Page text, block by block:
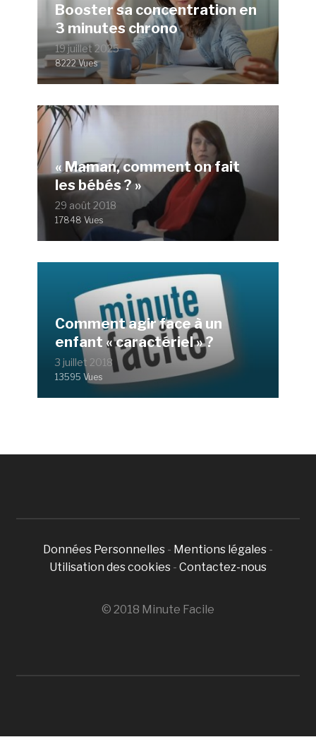
Booster sa concentration en
3 minutes chrono
19 juillet 2025
8222 Vues
« Maman, comment on fait
les bébés ? »
29 août 2018
17848 Vues
Comment agir face à un
enfant « caractériel » ?
3 juillet 2018
13595 Vues
Données Personnelles - Mentions légales -
Utilisation des cookies - Contactez-nous
© 2018 Minute Facile